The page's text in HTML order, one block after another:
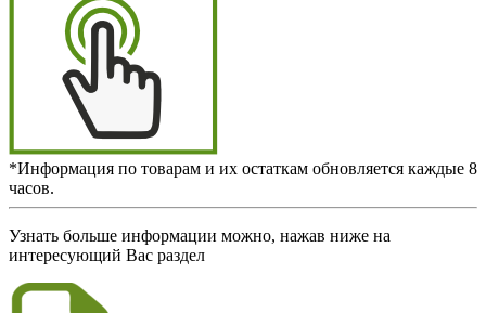
*Информация по товарам и их остаткам обновляется каждые 8
часов.
Узнать больше информации можно, нажав ниже на
интересующий Вас раздел